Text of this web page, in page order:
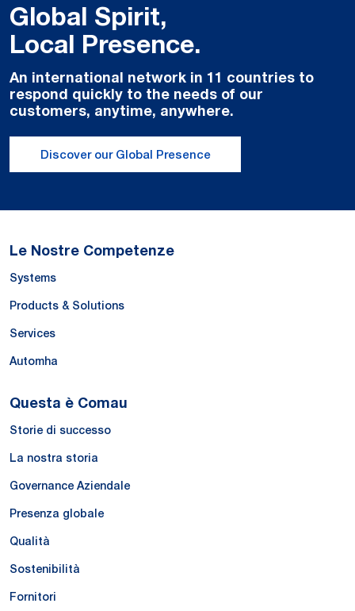
Global Spirit,
Local Presence.
An international network in 11 countries to
respond quickly to the needs of our
customers, anytime, anywhere.
Discover our Global Presence
Le Nostre Competenze
Systems
Products & Solutions
Services
Automha
Questa è Comau
Storie di successo
La nostra storia
Governance Aziendale
Presenza globale
Qualità
Sostenibilità
Fornitori